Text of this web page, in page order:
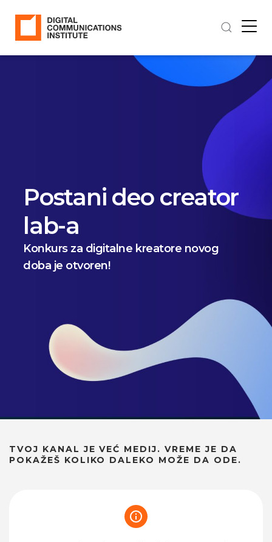
Postani deo creator
lab-a
Konkurs za digitalne kreatore novog
doba je otvoren!
TVOJ KANAL JE VEĆ MEDIJ. VREME JE DA
POKAŽEŠ KOLIKO DALEKO MOŽE DA ODE.